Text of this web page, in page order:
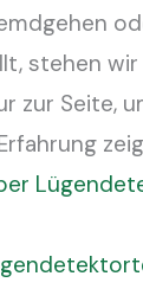
stehen
zur Seite,